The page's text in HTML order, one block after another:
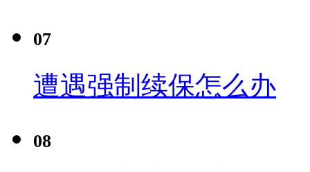
07
遭遇强制续保怎么办
08